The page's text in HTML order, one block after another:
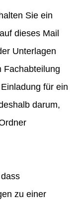
Sie ein
dieses Mail
Unterlagen
Fachabteilung
für ein
darum,
zu einer